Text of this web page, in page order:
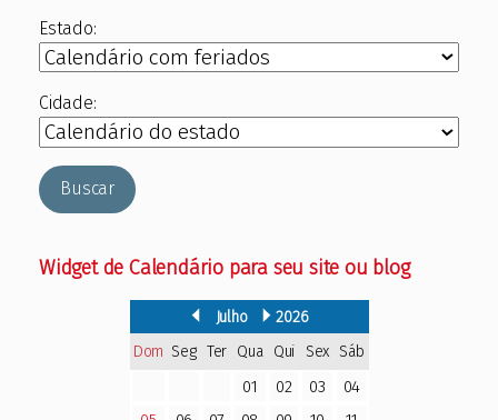
Estado:
Cidade:
Buscar
Widget de Calendário para seu site ou blog